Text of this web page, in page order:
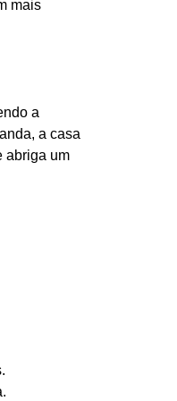
mais
a
a casa
abriga um